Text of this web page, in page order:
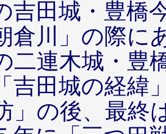
吉田城・豊
倉川」の際に
二連木城・豊
吉田城の経緯
」の後、最終